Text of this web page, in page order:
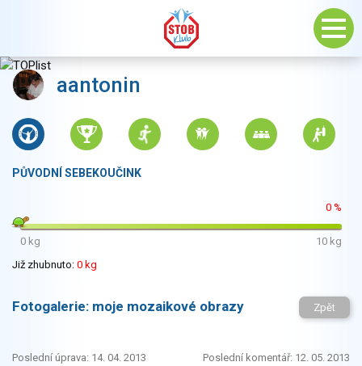
aantonin
PŮVODNÍ SEBEKOUČINK
0 %
0 kg
10 kg
Již zhubnuto: 0 kg
Fotogalerie: moje mozaikové obrazy Zpět
Poslední úprava: 14. 04. 2013 Poslední komentář: 12. 05. 2013